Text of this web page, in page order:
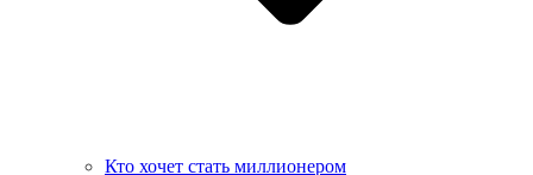
Кто хочет стать миллионером